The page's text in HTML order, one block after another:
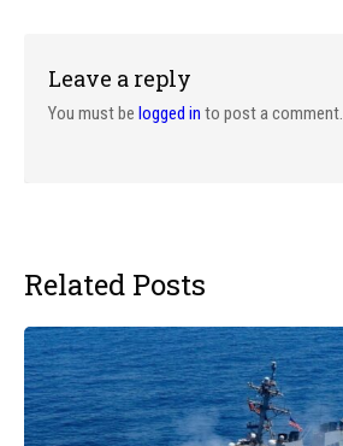
Leave a reply
You must be logged in to post a comment.
Related Posts